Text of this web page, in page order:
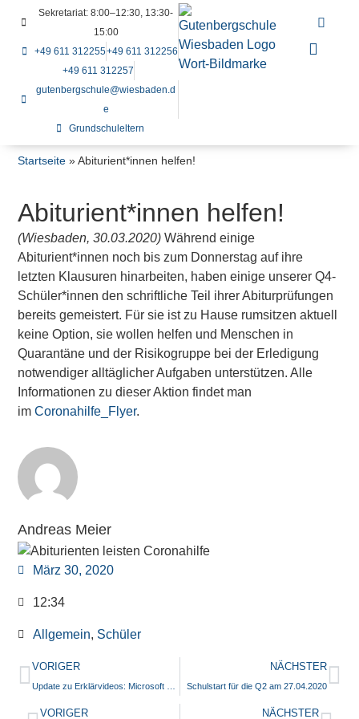
Sekretariat: 8:00–12:30, 13:30-
15:00
+49 611 312255+49 611 312256
+49 611 312257
gutenbergschule@wiesbaden.d
e
Grundschuleltern
Startseite »Abiturient*innen helfen!
Abiturient*innen helfen!
(Wiesbaden, 30.03.2020) Während einige
Abiturient*innen noch bis zum Donnerstag auf ihre
letzten Klausuren hinarbeiten, haben einige unserer Q4-
Schüler*innen den schriftliche Teil ihrer Abiturprüfungen
bereits gemeistert. Für sie ist zu Hause rumsitzen aktuell
keine Option, sie wollen helfen und Menschen in
Quarantäne und der Risikogruppe bei der Erledigung
notwendiger alltäglicher Aufgaben unterstützen. Alle
Informationen zu dieser Aktion findet man
imCoronahilfe_Flyer.
Andreas Meier
März 30, 2020
12:34
Allgemein, Schüler
VORIGER NÄCHSTER
Schulstart für die Q2 am 27.04.2020
VORIGER NÄCHSTER